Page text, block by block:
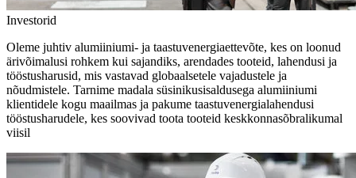
Investorid
Oleme juhtiv alumiiniumi- ja taastuvenergiaettevõte, kes on loonud
ärivõimalusi rohkem kui sajandiks, arendades tooteid, lahendusi ja
tööstusharusid, mis vastavad globaalsetele vajadustele ja
nõudmistele. Tarnime madala süsinikusisaldusega alumiiniumi
klientidele kogu maailmas ja pakume taastuvenergialahendusi
tööstusharudele, kes soovivad toota tooteid keskkonnasõbralikumal
viisil